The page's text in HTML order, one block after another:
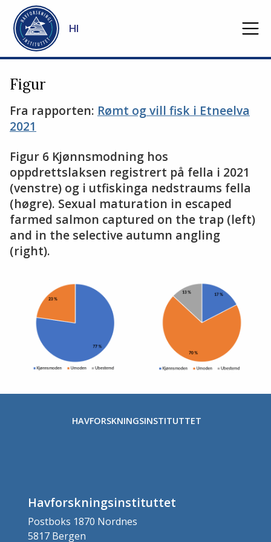
Gå til hovedinnhold
HI
Figur
Fra rapporten: Rømt og vill fisk i Etneelva
2021
Figur 6 Kjønnsmodning hos
oppdrettslaksen registrert på fella i 2021
(venstre) og i utfiskinga nedstraums fella
(høgre). Sexual maturation in escaped
farmed salmon captured on the trap (left)
and in the selective autumn angling
(right).
HAVFORSKNINGSINSTITUTTET
Havforskningsinstituttet
Postboks 1870 Nordnes
5817 Bergen